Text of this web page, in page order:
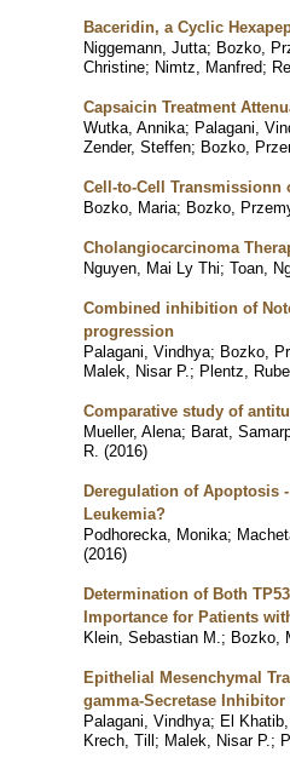
Baceridin, a Cyclic
Niggemann, Jutta; Bozko,
Christine; Nimtz, Manfred;
Capsaicin Treatment
Wutka, Annika; Palagani,
Zender, Steffen; Bozko,
Cell-to-Cell Transmissionn
Bozko, Maria; Bozko,
Cholangiocarcinoma
Nguyen, Mai Ly Thi; Toan,
Combined inhibition of
progression
Palagani, Vindhya; Bozko,
Malek, Nisar P. ; Plentz,
Comparative study of
Mueller, Alena; Barat,
R. (2016)
Deregulation of Apoptosis
Leukemia?
Podhorecka, Monika;
(2016)
Determination of Both
Importance for Patients
Klein, Sebastian M. ; Bozko,
Epithelial Mesenchymal
gamma-Secretase Inhibitor
Palagani, Vindhya; El
Krech, Till; Malek, Nisar P. ;